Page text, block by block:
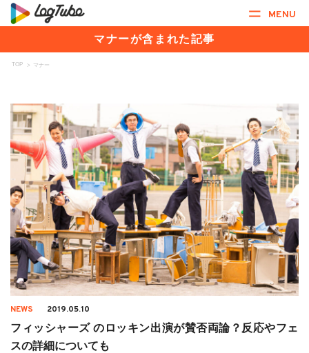
MENU
マナーが含まれた記事
TOP > マナー
NEWS 2019.05.10
フィッシャーズ のロッキン出演が賛否両論？反応やフェ
スの詳細についても